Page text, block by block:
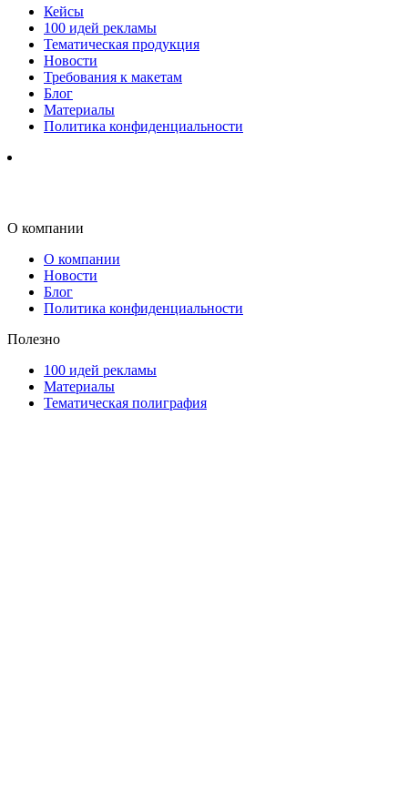
Кейсы
100 идей рекламы
Тематическая продукция
Новости
Требования к макетам
Блог
Материалы
Политика конфиденциальности
О компании
О компании
Новости
Блог
Политика конфиденциальности
Полезно
100 идей рекламы
Материалы
Тематическая полиграфия